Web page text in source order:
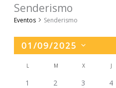
Senderismo
Eventos Senderismo
01/09/2025
Calendario
L M XMIÉRCOLESJ
1 2 3 4